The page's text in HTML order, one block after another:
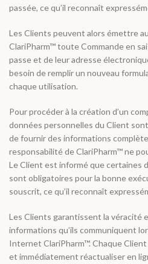
passée, ce qu’il reconnaît
Les Clients peuvent alors émettre
ClariPharm™ toute Commande en
passe et de leur adresse
besoin de remplir un nouveau
chaque utilisation.
Pour procéder à la création d’un
données personnelles du Client
de fournir des informations
responsabilité de ClariPharm™ ne
Le Client est informé que certaines
sont obligatoires pour la bonne
souscrit, ce qu’il reconnaît
Les Clients garantissent la véracité
informations qu’ils communiquent
Internet ClariPharm™. Chaque
et immédiatement réactualiser en